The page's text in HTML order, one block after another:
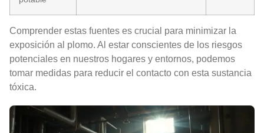
Comprender estas fuentes es crucial para minimizar la
exposición al plomo. Al estar conscientes de los riesgos
potenciales en nuestros hogares y entornos, podemos
tomar medidas para reducir el contacto con esta sustancia
tóxica.